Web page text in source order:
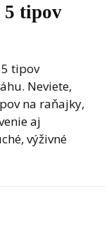
5 tipov
tipov
Neviete,
na raňajky,
aj
výživné